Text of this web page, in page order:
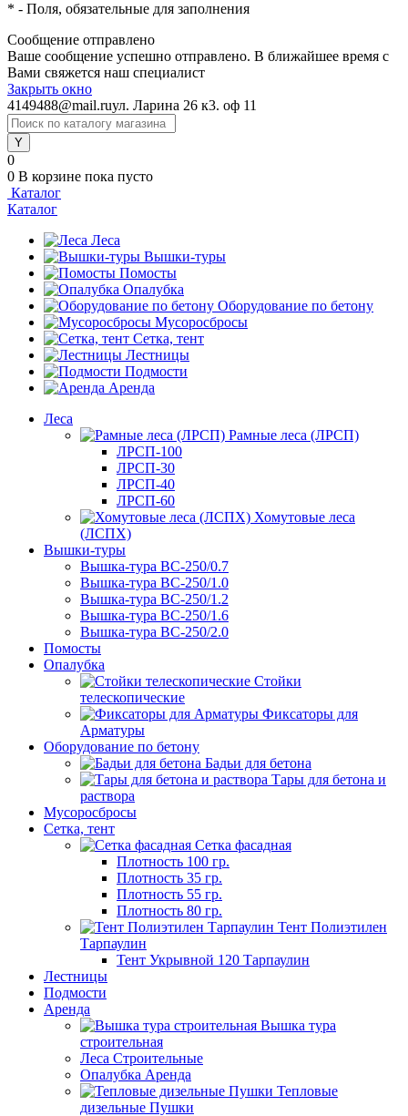
* - Поля, обязательные для заполнения
Сообщение отправлено
Ваше сообщение успешно отправлено. В ближайшее время с
Вами свяжется наш специалист
Закрыть окно
4149488@mail.ruул. Ларина 26 к3. оф 11
0
0 В корзине пока пусто
Каталог
Каталог
Леса
Вышки-туры
Помосты
Опалубка
Оборудование по бетону
Мусороcбросы
Сетка, тент
Лестницы
Подмости
Аренда
Леса
Рамные леса (ЛРСП)
ЛРСП-100
ЛРСП-30
ЛРСП-40
ЛРСП-60
Хомутовые леса
(ЛСПХ)
Вышки-туры
Вышка-тура ВС-250/0.7
Вышка-тура ВС-250/1.0
Вышка-тура ВС-250/1.2
Вышка-тура ВС-250/1.6
Вышка-тура ВС-250/2.0
Помосты
Опалубка
Стойки
телескопические
Фиксаторы для
Арматуры
Оборудование по бетону
Бадьи для бетона
Тары для бетона и
раствора
Мусороcбросы
Сетка, тент
Сетка фасадная
Плотность 100 гр.
Плотность 35 гр.
Плотность 55 гр.
Плотность 80 гр.
Тент Полиэтилен
Тарпаулин
Тент Укрывной 120 Тарпаулин
Лестницы
Подмости
Аренда
Вышка тура
строительная
Леса Строительные
Опалубка Аренда
Тепловые
дизельные Пушки